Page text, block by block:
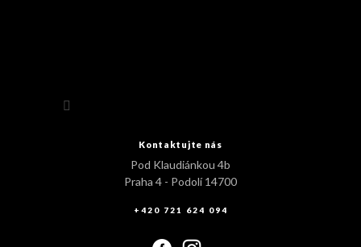
Kontaktujte nás
Pod Klaudiánkou 4b
Praha 4 - Podolí 14700
+420 721 624 094